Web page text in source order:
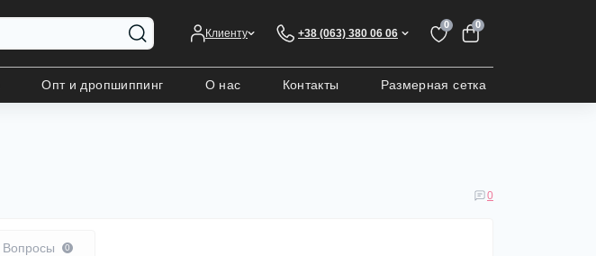
Клиенту +38 (063) 380 06 06
0 0
Опт и дропшиппинг О нас Контакты Размерная сетка
0
Вопросы 0